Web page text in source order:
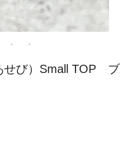
せび）Small TOP ブ